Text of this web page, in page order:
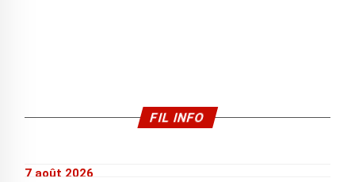
FIL INFO
7 août 2026